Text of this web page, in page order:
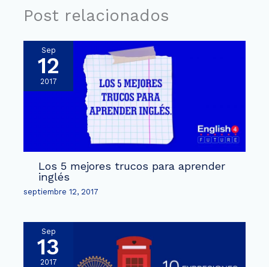
Post relacionados
Sep
12
2017
Los 5 mejores trucos para aprender
inglés
septiembre 12, 2017
Sep
13
2017